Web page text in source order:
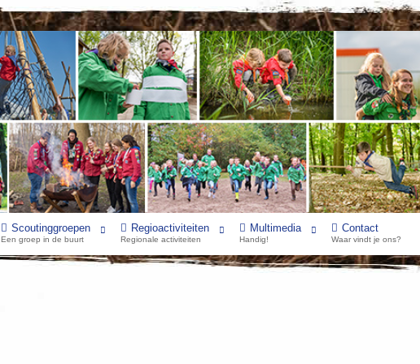
Scoutinggroepen
Een groep in de buurt
Regioactiviteiten
Regionale activiteiten
Multimedia
Handig!
Contact
Waar vindt je ons?